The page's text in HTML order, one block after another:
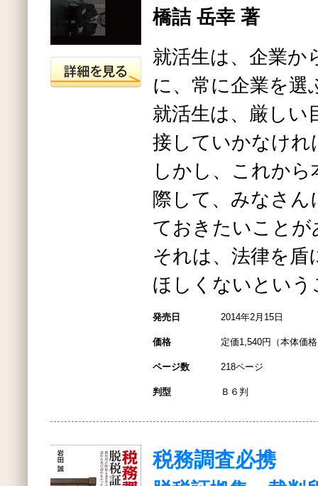
橋詰 岳幸 著
就活生は、企業か
に、常に企業を選
就活生は、厳しい
接していかなけれ
しかし、これか
際して、みなさ
ておきたいことが
それは、法律を盾
ほしくないとい
発売日 2014年2月15日
価格 定価1,540円（本体価
ページ数 218ページ
判型 Ｂ６判
税務調査必携